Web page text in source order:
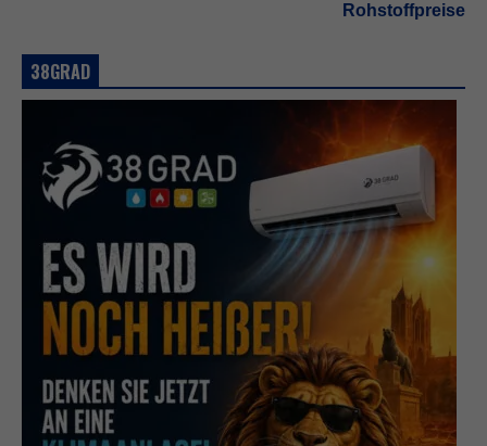
Rohstoffpreise
38GRAD